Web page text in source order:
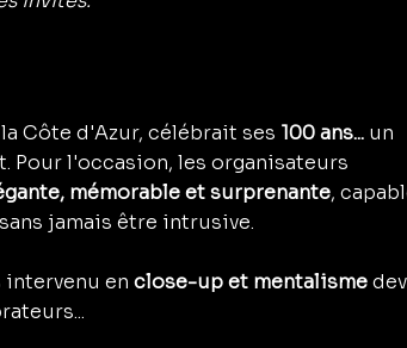
Côte d'Azur, célébrait ses 100 ans... un
Pour l'occasion, les organisateurs
mémorable et surprenante,
jamais être intrusive.
en close-up et mentalisme